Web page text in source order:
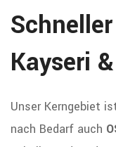
Kayseri
Unser Kerngebiet
nach Bedarf auch